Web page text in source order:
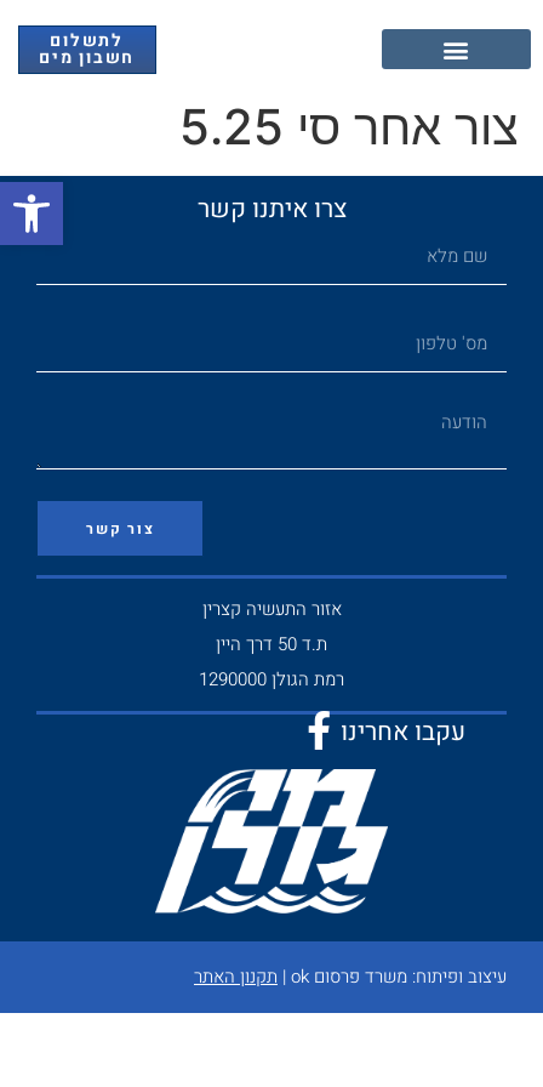
לתשלום
חשבון מים
צור אחר סי 5.25
צרו איתנו קשר
צור קשר
אזור התעשיה קצרין
ת.ד 50 דרך היין
רמת הגולן 1290000
עקבו אחרינו
עיצוב ופיתוח: משרד פרסום ok | תקנון האתר